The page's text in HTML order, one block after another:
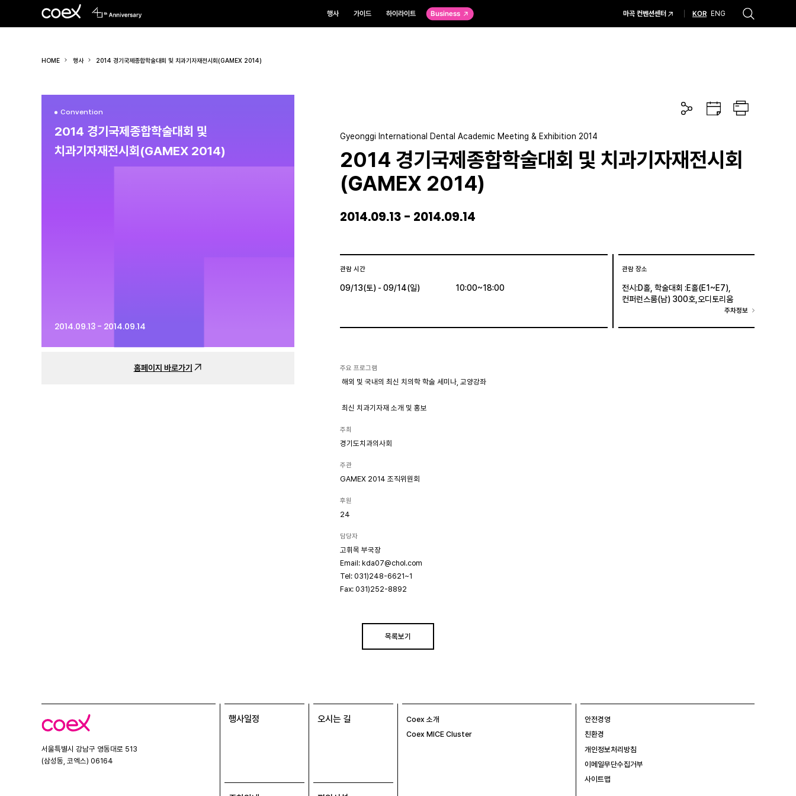
행사 가이드 하이라이트 Business 마곡 컨벤션센터 KOR ENG
HOME 행사 2014 경기국제종합학술대회 및 치과기자재전시회(GAMEX 2014)
Convention
2014 경기국제종합학술대회 및
치과기자재전시회(GAMEX 2014)
2014.09.13 - 2014.09.14
홈페이지 바로가기
Gyeonggi International Dental Academic Meeting & Exhibition 2014
2014 경기국제종합학술대회 및 치과기자재전시회
(GAMEX 2014)
2014.09.13 - 2014.09.14
관람 시간
09/13(토) - 09/14(일) 10:00~18:00
관람 장소
전시:D홀, 학술대회 :E홀(E1~E7),
컨퍼런스룸(남) 300호,오디토리움
주차정보
주요 프로그램
해외 및 국내의 최신 치의학 학술 세미나, 교양강좌
최신 치과기자재 소개 및 홍보
주최
경기도치과의사회
주관
GAMEX 2014 조직위원회
후원
24
담당자
고휘목 부국장
Email: kda07@chol.com
Tel: 031)248-6621~1
Fax: 031)252-8892
목록보기
코
엑
서울특별시 강남구 영동대로 513
(삼성동, 코엑스) 06164
행사일정 오시는 길
Coex 소개
Coex MICE Cluster
안전경영
친환경
개인정보처리방침
이메일무단수집거부
사이트맵